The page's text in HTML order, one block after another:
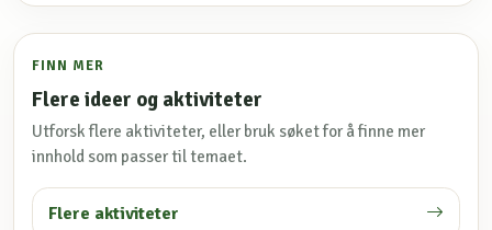
FINN MER
Flere ideer og aktiviteter
Utforsk flere aktiviteter, eller bruk søket for å finne mer
innhold som passer til temaet.
Flere aktiviteter